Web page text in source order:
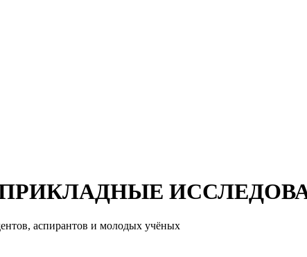
аспирантов и молодых учёных